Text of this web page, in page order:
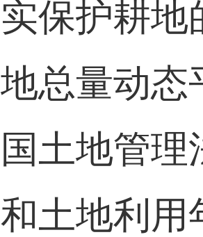
实保护耕地
地总量动态
国土地管
和土地利用